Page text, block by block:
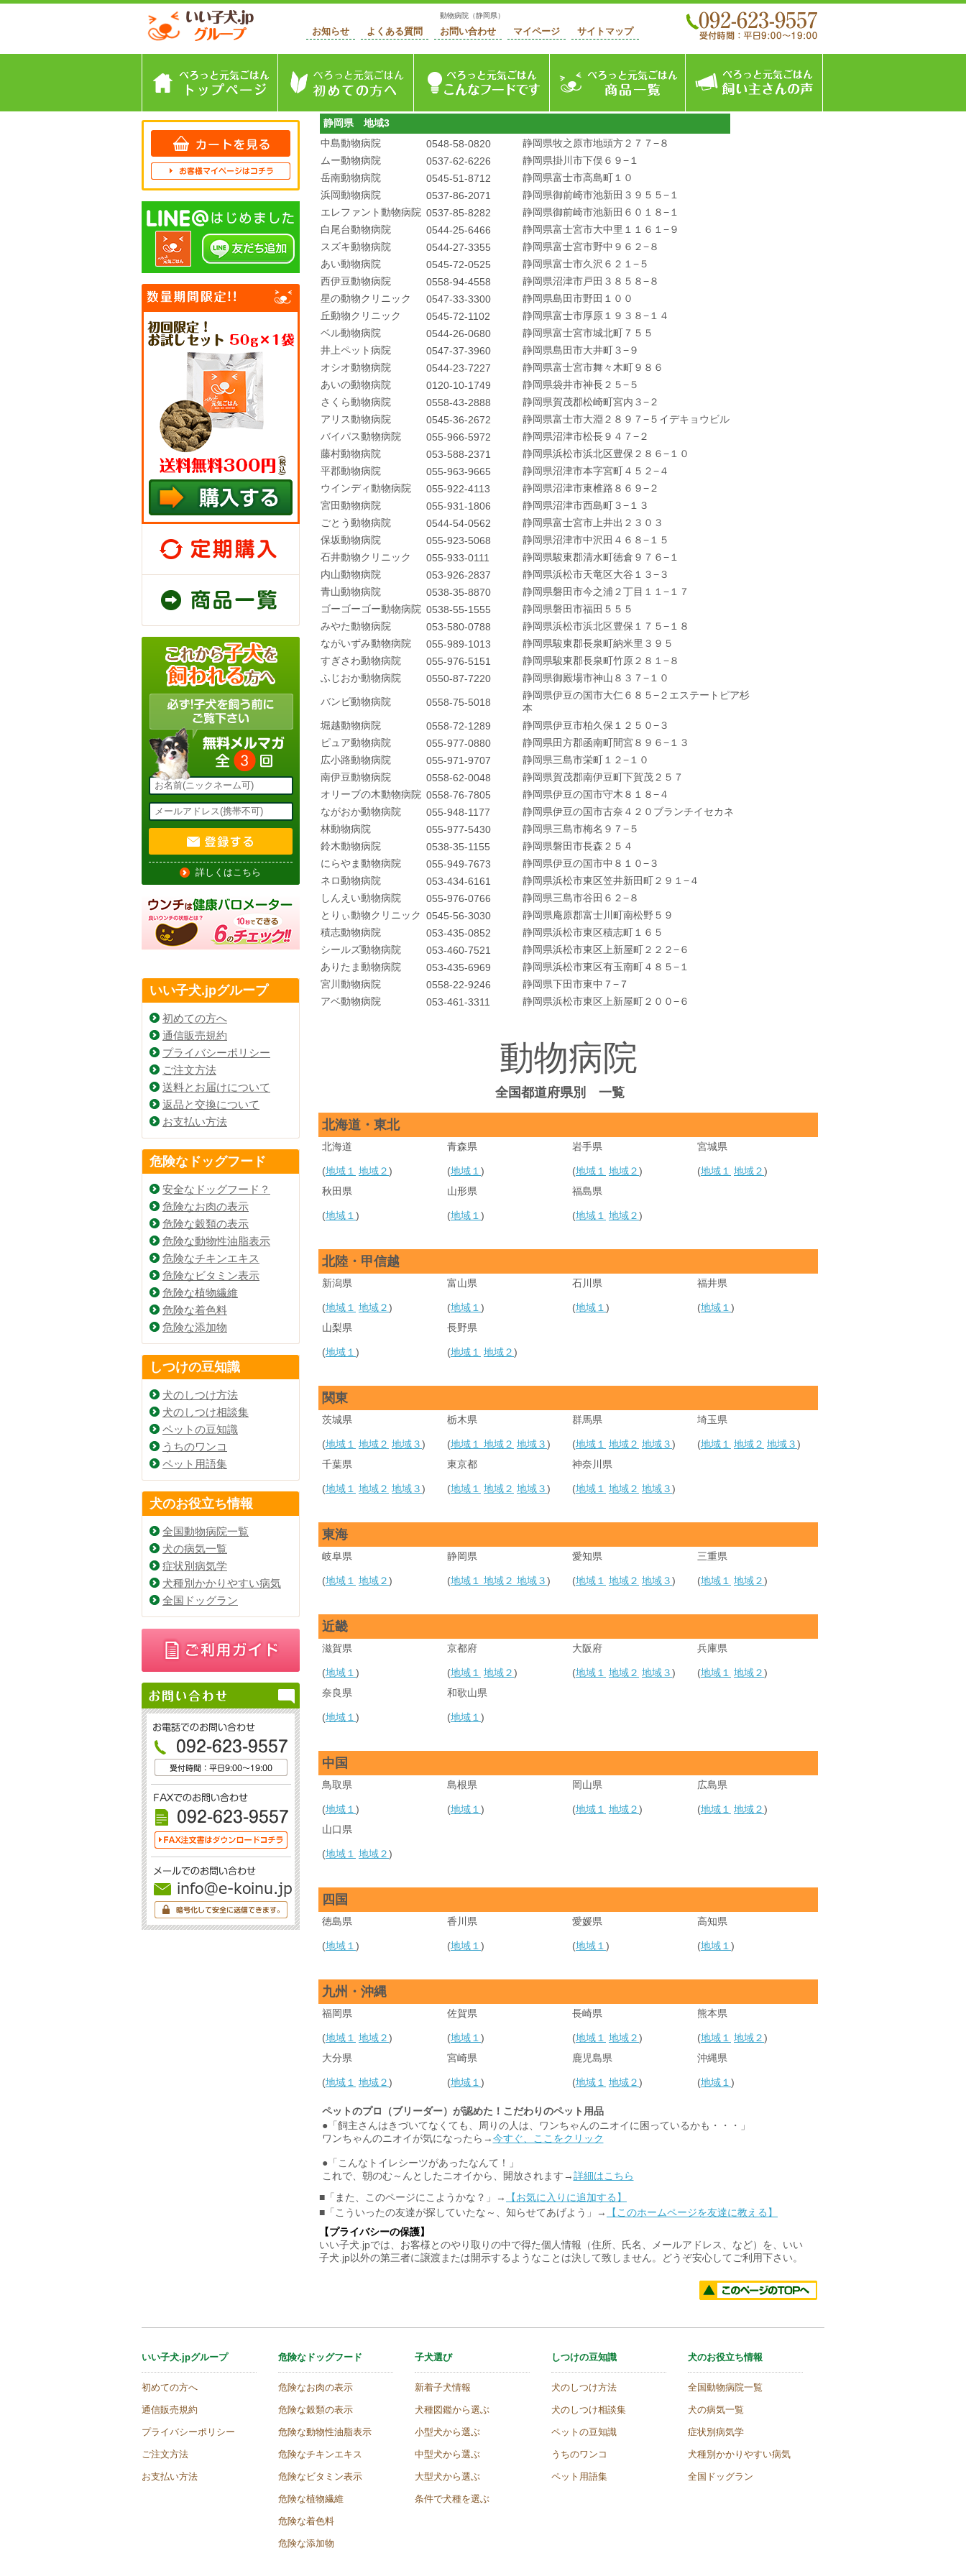
動物病院（静岡県）
お知らせ よくある質問 お問い合わせ マイページ サイトマップ
静岡県 地域3
中島動物病院
0548-58-0820
静岡県牧之原市地頭方２７７−８
ムー動物病院
0537-62-6226
静岡県掛川市下俣６９−１
岳南動物病院
0545-51-8712
静岡県富士市高島町１０
浜岡動物病院
0537-86-2071
静岡県御前崎市池新田３９５５−１
エレファント動物病院 0537-85-8282
静岡県御前崎市池新田６０１８−１
白尾台動物病院
0544-25-6466
静岡県富士宮市大中里１１６１−９
スズキ動物病院
0544-27-3355
静岡県富士宮市野中９６２−８
あい動物病院
0545-72-0525
静岡県富士市久沢６２１−５
西伊豆動物病院
0558-94-4558
静岡県沼津市戸田３８５８−８
星の動物クリニック
0547-33-3300
静岡県島田市野田１００
丘動物クリニック
0545-72-1102
静岡県富士市厚原１９３８−１４
ベル動物病院
0544-26-0680
静岡県富士宮市城北町７５５
井上ペット病院
0547-37-3960
静岡県島田市大井町３−９
オシオ動物病院
0544-23-7227
静岡県富士宮市舞々木町９８６
あいの動物病院
0120-10-1749
静岡県袋井市神長２５−５
さくら動物病院
0558-43-2888
静岡県賀茂郡松崎町宮内３−２
アリス動物病院
0545-36-2672
静岡県富士市大淵２８９７−５イデキョウビル
バイパス動物病院
055-966-5972
静岡県沼津市松長９４７−２
藤村動物病院
053-588-2371
静岡県浜松市浜北区豊保２８６−１０
平郡動物病院
055-963-9665
静岡県沼津市本字宮町４５２−４
ウインディ動物病院
055-922-4113
静岡県沼津市東椎路８６９−２
宮田動物病院
055-931-1806
静岡県沼津市西島町３−１３
ごとう動物病院
0544-54-0562
静岡県富士宮市上井出２３０３
保坂動物病院
055-923-5068
静岡県沼津市中沢田４６８−１５
石井動物クリニック
055-933-0111
静岡県駿東郡清水町徳倉９７６−１
内山動物病院
053-926-2837
静岡県浜松市天竜区大谷１３−３
青山動物病院
0538-35-8870
静岡県磐田市今之浦２丁目１１−１７
ゴーゴーゴー動物病院 0538-55-1555
静岡県磐田市福田５５５
みやた動物病院
053-580-0788
静岡県浜松市浜北区豊保１７５−１８
ながいずみ動物病院
055-989-1013
静岡県駿東郡長泉町納米里３９５
すぎさわ動物病院
055-976-5151
静岡県駿東郡長泉町竹原２８１−８
ふじおか動物病院
0550-87-7220 静岡県御殿場市神山８３７−１０
バンビ動物病院 0558-75-5018
静岡県伊豆の国市大仁６８５−２エステートピア杉
本
堀越動物病院
0558-72-1289
静岡県伊豆市柏久保１２５０−３
ピュア動物病院
055-977-0880
静岡県田方郡函南町間宮８９６−１３
広小路動物病院
055-971-9707
静岡県三島市栄町１２−１０
南伊豆動物病院
0558-62-0048
静岡県賀茂郡南伊豆町下賀茂２５７
オリーブの木動物病院 0558-76-7805
静岡県伊豆の国市守木８１８−４
ながおか動物病院
055-948-1177
静岡県伊豆の国市古奈４２０ブランチイセカネ
林動物病院
055-977-5430
静岡県三島市梅名９７−５
鈴木動物病院
0538-35-1155
静岡県磐田市長森２５４
にらやま動物病院
055-949-7673
静岡県伊豆の国市中８１０−３
ネロ動物病院
053-434-6161
静岡県浜松市東区笠井新田町２９１−４
しんえい動物病院
055-976-0766
静岡県三島市谷田６２−８
とりぃ動物クリニック 0545-56-3030
静岡県庵原郡富士川町南松野５９
積志動物病院
053-435-0852
静岡県浜松市東区積志町１６５
シールズ動物病院
053-460-7521
静岡県浜松市東区上新屋町２２２−６
ありたま動物病院
053-435-6969
静岡県浜松市東区有玉南町４８５−１
宮川動物病院
0558-22-9246
静岡県下田市東中７−７
アベ動物病院
053-461-3311 静岡県浜松市東区上新屋町２００−６
動物病院
全国都道府県別 一覧
北海道・東北
北海道
(地域１ 地域２)
青森県
(地域１ )
岩手県
(地域１ 地域２)
宮城県
(地域１ 地域２)
秋田県
(地域１ )
山形県
(地域１ )
福島県
(地域１ 地域２)
北陸・甲信越
新潟県
(地域１ 地域２)
富山県
(地域１ )
石川県
(地域１ )
福井県
(地域１ )
山梨県
(地域１ )
長野県
(地域１ 地域２)
関東
茨城県
(地域１ 地域２ 地域３)
栃木県
(地域１ 地域２ 地域３)
群馬県
(地域１ 地域２ 地域３)
埼玉県
(地域１ 地域２ 地域３)
千葉県
(地域１ 地域２ 地域３)
東京都
(地域１ 地域２ 地域３)
神奈川県
(地域１ 地域２ 地域３)
東海
岐阜県
(地域１ 地域２)
静岡県
(地域１ 地域２ 地域３)
愛知県
(地域１ 地域２ 地域３)
三重県
(地域１ 地域２)
近畿
滋賀県
(地域１ )
京都府
(地域１ 地域２)
大阪府
(地域１ 地域２ 地域３)
兵庫県
(地域１ 地域２)
奈良県
(地域１ )
和歌山県
(地域１ )
中国
鳥取県
(地域１ )
島根県
(地域１ )
岡山県
(地域１ 地域２)
広島県
(地域１ 地域２)
山口県
(地域１ 地域２)
四国
徳島県
(地域１ )
香川県
(地域１ )
愛媛県
(地域１ )
高知県
(地域１ )
九州・沖縄
福岡県
(地域１ 地域２)
佐賀県
(地域１ )
長崎県
(地域１ 地域２)
熊本県
(地域１ 地域２)
大分県
(地域１ 地域２)
宮崎県
(地域１ )
鹿児島県
(地域１ 地域２)
沖縄県
(地域１ )
ペットのプロ（ブリーダー）が認めた！こだわりのペット用品
●「飼主さんはきづいてなくても、周りの人は、ワンちゃんのニオイに困っているかも・・・」
ワンちゃんのニオイが気になったら→今すぐ、ここをクリック
●「こんなトイレシーツがあったなんて！」
これで、朝のむ～んとしたニオイから、開放されます→詳細はこちら
■「また、このページにこようかな？」→
【お気に入りに追加する】
■「こういったの友達が探していたな～、知らせてあげよう」→
【このホームページを友達に教える】
【プライバシーの保護】
いい子犬.jpでは、お客様とのやり取りの中で得た個人情報（住所、氏名、メールアドレス、など）を、いい
子犬.jp以外の第三者に譲渡または開示するようなことは決して致しません。どうぞ安心してご利用下さい。
定期購入
商品一覧
詳しくはこちら
いい子犬.jpグループ
初めての方へ
通信販売規約
プライバシーポリシー
ご注文方法
送料とお届けについて
返品と交換について
お支払い方法
危険なドッグフード
安全なドッグフード？
危険なお肉の表示
危険な穀類の表示
危険な動物性油脂表示
危険なチキンエキス
危険なビタミン表示
危険な植物繊維
危険な着色料
危険な添加物
しつけの豆知識
犬のしつけ方法
犬のしつけ相談集
ペットの豆知識
うちのワンコ
ペット用語集
犬のお役立ち情報
全国動物病院一覧
犬の病気一覧
症状別病気学
犬種別かかりやすい病気
全国ドッグラン
いい子犬.jpグループ
初めての方へ
通信販売規約
プライバシーポリシー
ご注文方法
お支払い方法
危険なドッグフード
危険なお肉の表示
危険な穀類の表示
危険な動物性油脂表示
危険なチキンエキス
危険なビタミン表示
危険な植物繊維
危険な着色料
危険な添加物
子犬選び
新着子犬情報
犬種図鑑から選ぶ
小型犬から選ぶ
中型犬から選ぶ
大型犬から選ぶ
条件で犬種を選ぶ
しつけの豆知識
犬のしつけ方法
犬のしつけ相談集
ペットの豆知識
うちのワンコ
ペット用語集
犬のお役立ち情報
全国動物病院一覧
犬の病気一覧
症状別病気学
犬種別かかりやすい病気
全国ドッグラン